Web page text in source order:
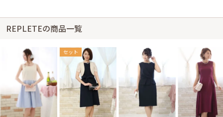
REPLETEの商品一覧
セット